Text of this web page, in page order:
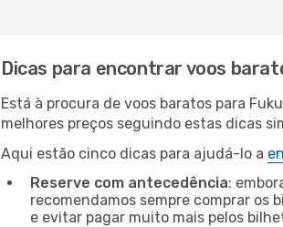
Dicas para encontrar voos
Está à procura de voos baratos para
melhores preços seguindo estas dicas
Aqui estão cinco dicas para ajudá-lo a
Reserve com antecedência:
recomendamos sempre comprar os
e evitar pagar muito mais pelos